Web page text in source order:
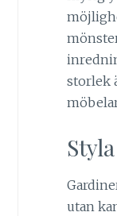
storlek
utan